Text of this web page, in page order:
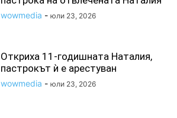
wowmedia - юли 23, 2026
Откриха 11-годишната Наталия,
пастрокът ѝ е арестуван
wowmedia - юли 23, 2026